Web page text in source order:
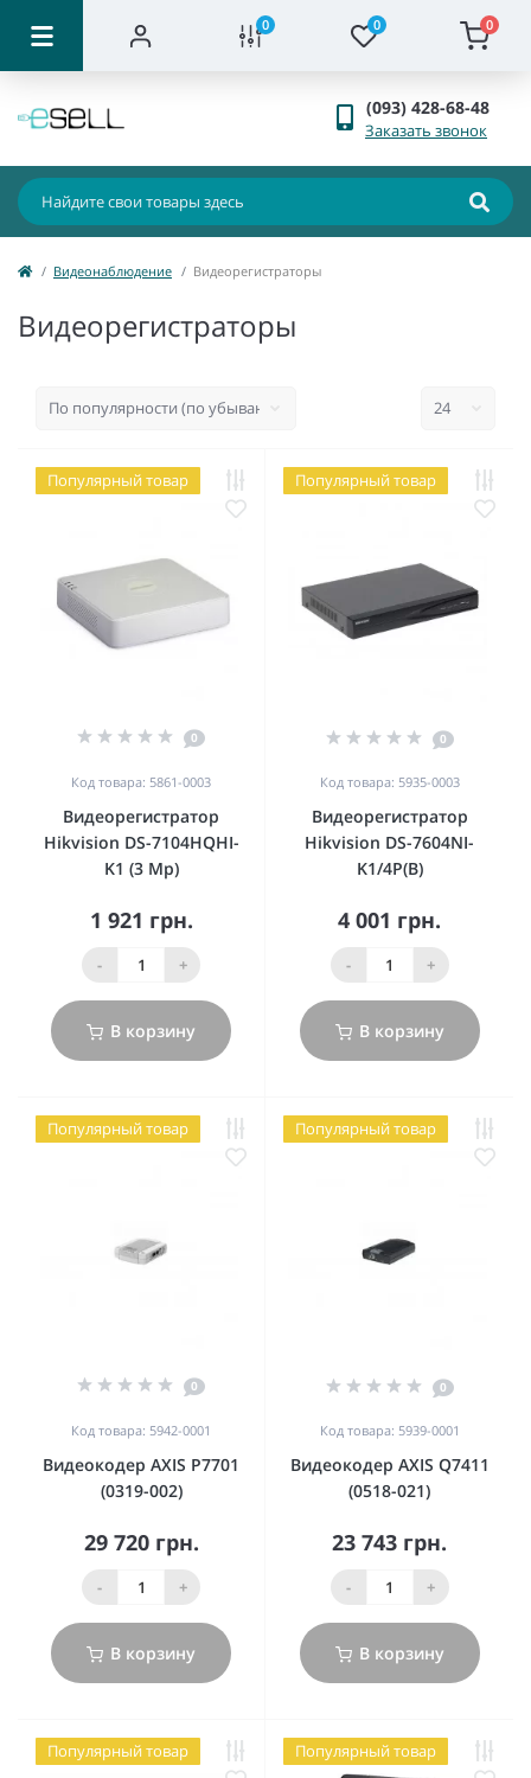
0 0 0
(093) 428-68-48
Заказать звонок
Видеонаблюдение Видеорегистраторы
Видеорегистраторы
Популярный товар
0
Код товара: 5861-0003
Видеорегистратор
Hikvision DS-7104HQHI-
K1 (3 Mp)
1 921 грн.
- +
В корзину
Популярный товар
0
Код товара: 5935-0003
Видеорегистратор
Hikvision DS-7604NI-
K1/4P(B)
4 001 грн.
- +
В корзину
Популярный товар
0
Код товара: 5942-0001
Видеокодер AXIS P7701
(0319-002)
29 720 грн.
- +
В корзину
Популярный товар
0
Код товара: 5939-0001
Видеокодер AXIS Q7411
(0518-021)
23 743 грн.
- +
В корзину
Популярный товар Популярный товар